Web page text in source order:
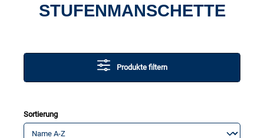
STUFENMANSCHETTE
Produkte filtern
Sortierung